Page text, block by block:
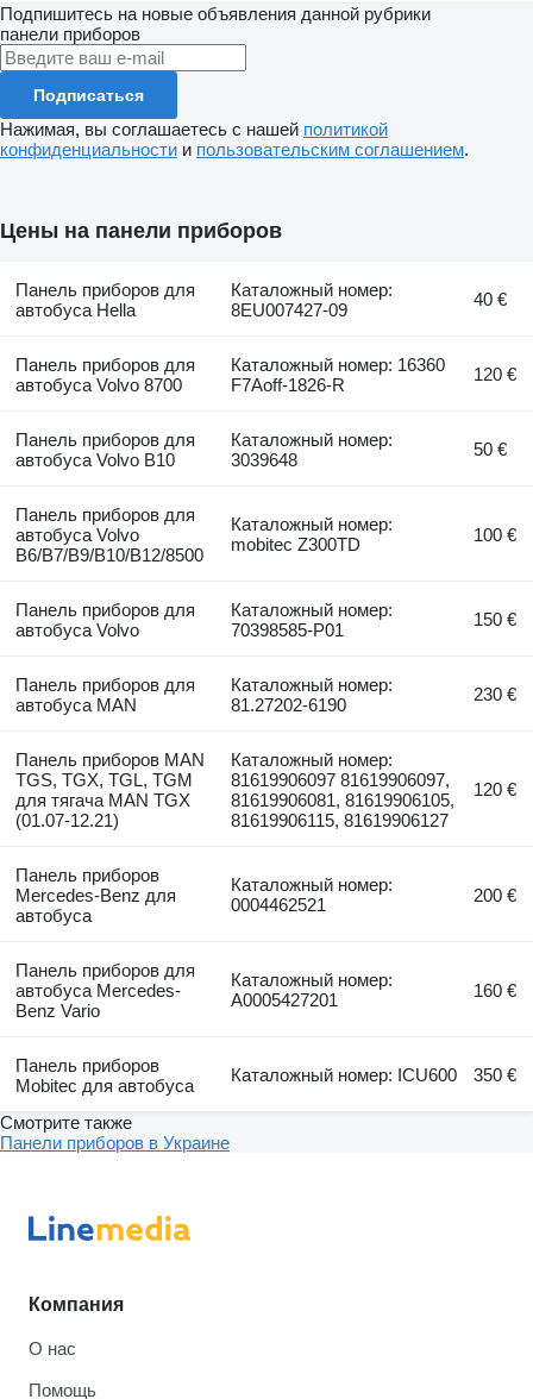
Подпишитесь на новые объявления данной рубрики
панели приборов
Подписаться
Нажимая, вы соглашаетесь с нашей политикой
конфиденциальности и пользовательским соглашением.
Цены на панели приборов
Панель приборов для
автобуса Hella
Каталожный номер:
8EU007427-09
40 €
Панель приборов для
автобуса Volvo 8700
Каталожный номер: 16360
F7Aoff-1826-R
120 €
Панель приборов для
автобуса Volvo B10
Каталожный номер:
3039648
50 €
Панель приборов для
автобуса Volvo
B6/B7/B9/B10/B12/8500
Каталожный номер:
mobitec Z300TD
100 €
Панель приборов для
автобуса Volvo
Каталожный номер:
70398585-P01
150 €
Панель приборов для
автобуса MAN
Каталожный номер:
81.27202-6190
230 €
Панель приборов MAN
TGS, TGX, TGL, TGM
для тягача MAN TGX
(01.07-12.21)
Каталожный номер:
81619906097 81619906097,
81619906081, 81619906105,
81619906115, 81619906127
120 €
Панель приборов
Mercedes-Benz для
автобуса
Каталожный номер:
0004462521
200 €
Панель приборов для
автобуса Mercedes-
Benz Vario
Каталожный номер:
A0005427201
160 €
Панель приборов
Mobitec для автобуса
Каталожный номер: ICU600 350 €
Смотрите также
Панели приборов в Украине
Компания
О нас
Помощь